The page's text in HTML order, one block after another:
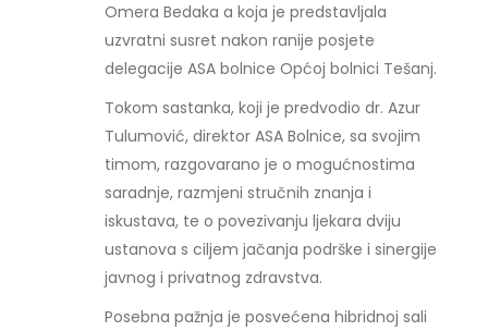
Omera Bedaka a koja je predstavljala
uzvratni susret nakon ranije posjete
delegacije ASA bolnice Općoj bolnici Tešanj.
Tokom sastanka, koji je predvodio dr. Azur
Tulumović, direktor ASA Bolnice, sa svojim
timom, razgovarano je o mogućnostima
saradnje, razmjeni stručnih znanja i
iskustava, te o povezivanju ljekara dviju
ustanova s ciljem jačanja podrške i sinergije
javnog i privatnog zdravstva.
Posebna pažnja je posvećena hibridnoj sali